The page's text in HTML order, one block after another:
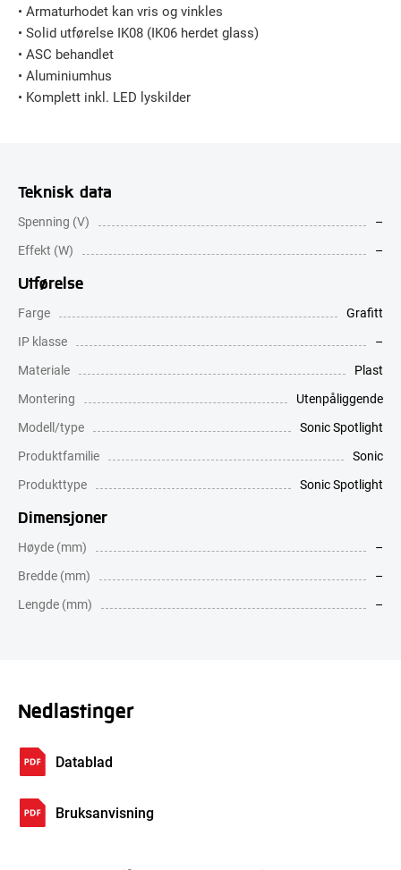
• Armaturhodet kan vris og vinkles
• Solid utførelse IK08 (IK06 herdet glass)
• ASC behandlet
• Aluminiumhus
• Komplett inkl. LED lyskilder
Teknisk data
Spenning (V)
–
Effekt (W)
–
Utførelse
Farge
Grafitt
IP klasse
–
Materiale
Plast
Montering
Utenpåliggende
Modell/type
Sonic Spotlight
Produktfamilie
Sonic
Produkttype
Sonic Spotlight
Dimensjoner
Høyde (mm)
–
Bredde (mm)
–
Lengde (mm)
–
Nedlastinger
Datablad
Bruksanvisning